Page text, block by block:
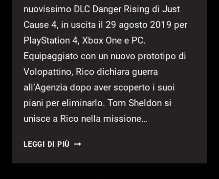
nuovissimo DLC Danger Rising di Just
Cause 4, in uscita il 29 agosto 2019 per
PlayStation 4, Xbox One e PC.
Equipaggiato con un nuovo prototipo di
Volopattino, Rico dichiara guerra
all’Agenzia dopo aver scoperto i suoi
piani per eliminarlo. Tom Sheldon si
unisce a Rico nella missione…
LEGGI DI PIÙ JUST